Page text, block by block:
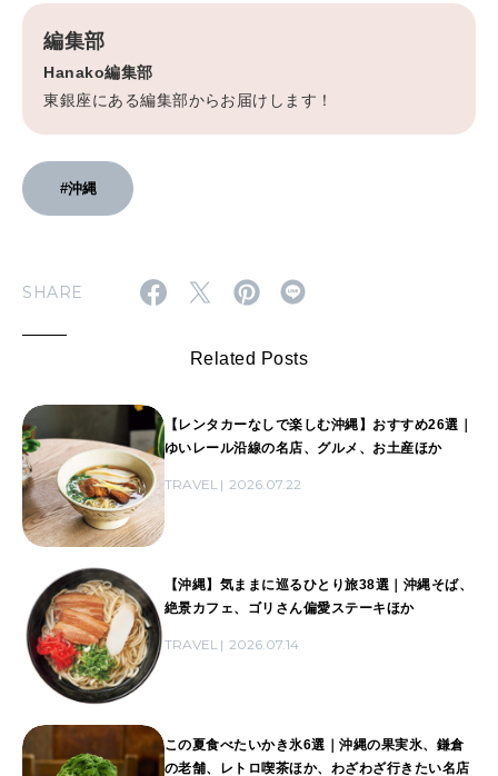
編集部
Hanako編集部
東銀座にある編集部からお届けします！
#沖縄
SHARE
Related Posts
【レンタカーなしで楽しむ沖縄】おすすめ26選｜
ゆいレール沿線の名店、グルメ、お土産ほか
TRAVEL 2026.07.22
【沖縄】気ままに巡るひとり旅38選｜沖縄そば、
絶景カフェ、ゴリさん偏愛ステーキほか
TRAVEL 2026.07.14
この夏食べたいかき氷6選｜沖縄の果実氷、鎌倉
の老舗、レトロ喫茶ほか、わざわざ行きたい名店